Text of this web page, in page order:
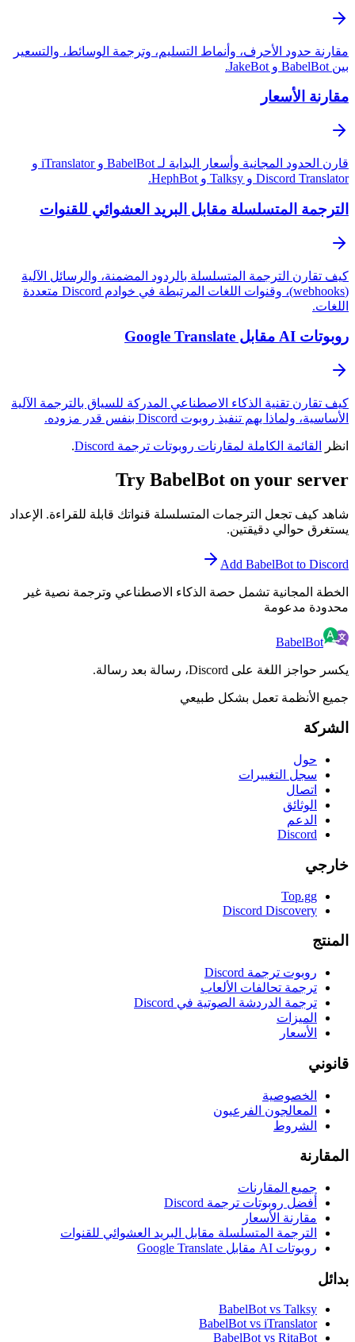
مقارنة حدود الأحرف، وأنماط التسليم، وترجمة الوسائط، والتسعير
بين BabelBot و JakeBot.
مقارنة الأسعار
قارن الحدود المجانية وأسعار البداية لـ BabelBot و iTranslator و
Discord Translator و Talksy و HephBot.
الترجمة المتسلسلة مقابل البريد العشوائي للقنوات
كيف تقارن الترجمة المتسلسلة بالردود المضمنة، والرسائل الآلية
(webhooks)، وقنوات اللغات المرتبطة في خوادم Discord متعددة
اللغات.
روبوتات AI مقابل Google Translate
كيف تقارن تقنية الذكاء الاصطناعي المدركة للسياق بالترجمة الآلية
الأساسية، ولماذا يهم تنفيذ روبوت Discord بنفس قدر مزوده.
انظر القائمة الكاملة لمقارنات روبوتات ترجمة Discord .
Try BabelBot on your server
شاهد كيف تجعل الترجمات المتسلسلة قنواتك قابلة للقراءة. الإعداد
يستغرق حوالي دقيقتين.
Add BabelBot to Discord
الخطة المجانية تشمل حصة الذكاء الاصطناعي وترجمة نصية غير
محدودة مدعومة
BabelBot
يكسر حواجز اللغة على Discord، رسالة بعد رسالة.
جميع الأنظمة تعمل بشكل طبيعي
الشركة
حول
سجل التغييرات
اتصال
الوثائق
الدعم
Discord
خارجي
Top.gg
Discord Discovery
المنتج
روبوت ترجمة Discord
ترجمة تحالفات الألعاب
ترجمة الدردشة الصوتية في Discord
الميزات
الأسعار
قانوني
الخصوصية
المعالجون الفرعيون
الشروط
المقارنة
جميع المقارنات
أفضل روبوتات ترجمة Discord
مقارنة الأسعار
الترجمة المتسلسلة مقابل البريد العشوائي للقنوات
روبوتات AI مقابل Google Translate
بدائل
BabelBot vs Talksy
BabelBot vs iTranslator
BabelBot vs RitaBot